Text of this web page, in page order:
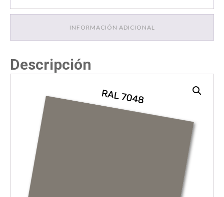
INFORMACIÓN ADICIONAL
Descripción